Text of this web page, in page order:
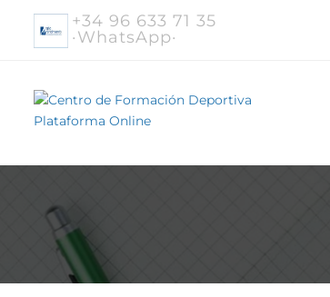
+34 96 633 71 35
·WhatsApp·